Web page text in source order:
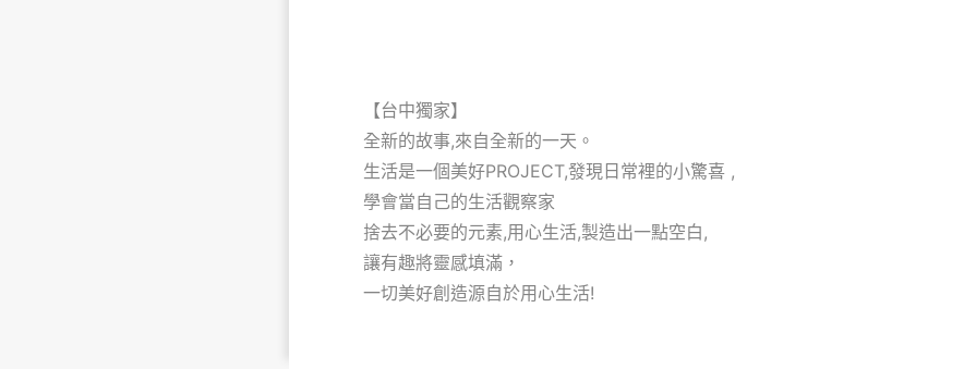
【台中獨家】
全新的故事,來自全新的一天。
生活是一個美好PROJECT,發現日常裡的小驚喜 ,
學會當自己的生活觀察家
捨去不必要的元素,用心生活,製造出一點空白,
讓有趣將靈感填滿，
一切美好創造源自於用心生活!